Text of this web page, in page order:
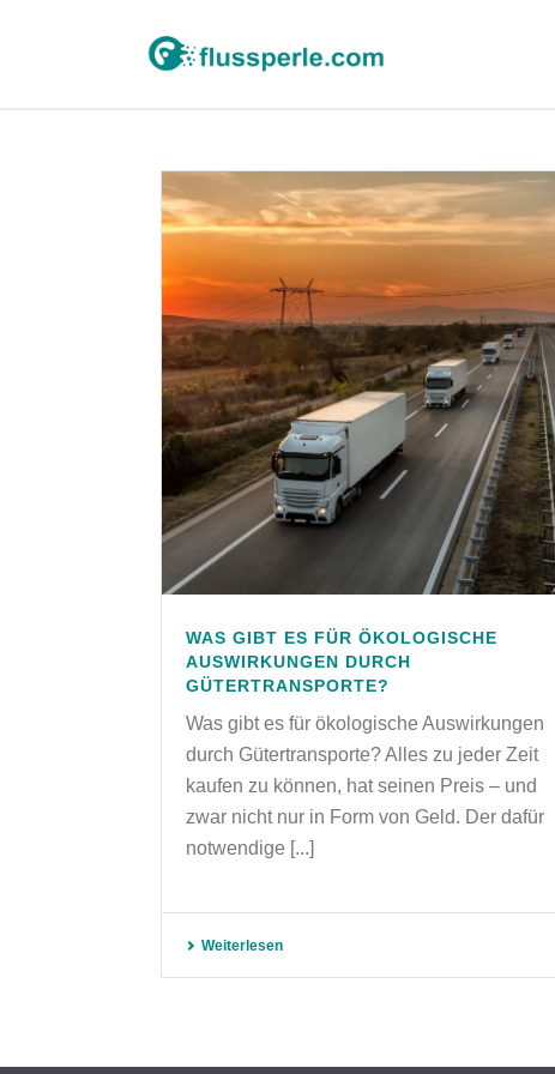
WAS GIBT ES FÜR ÖKOLOGISCHE
AUSWIRKUNGEN DURCH
GÜTERTRANSPORTE?
Was gibt es für ökologische Auswirkungen
durch Gütertransporte? Alles zu jeder Zeit
kaufen zu können, hat seinen Preis – und
zwar nicht nur in Form von Geld. Der dafür
notwendige [...]
Weiterlesen